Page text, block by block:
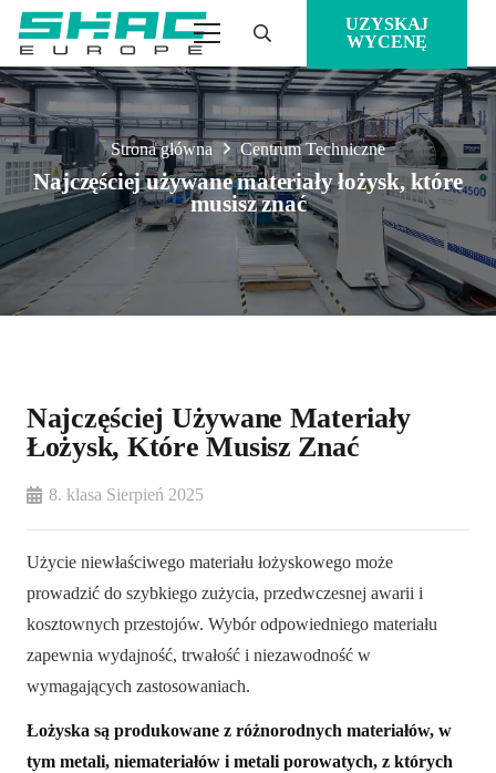
UZYSKAJ
WYCENĘ
Strona główna Centrum Techniczne
Najczęściej używane materiały łożysk, które
musisz znać
Najczęściej Używane Materiały
Łożysk, Które Musisz Znać
8. klasa Sierpień 2025
Użycie niewłaściwego materiału łożyskowego może
prowadzić do szybkiego zużycia, przedwczesnej awarii i
kosztownych przestojów. Wybór odpowiedniego materiału
zapewnia wydajność, trwałość i niezawodność w
wymagających zastosowaniach.
Łożyska są produkowane z różnorodnych materiałów, w
tym metali, niemateriałów i metali porowatych, z których